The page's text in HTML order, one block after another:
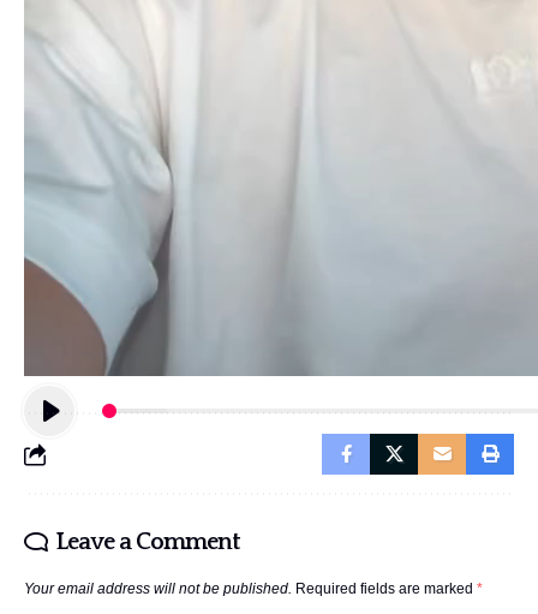
Leave a Comment
Your email address will not be published. Required fields are marked *